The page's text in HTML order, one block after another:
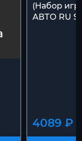
(Набор
АВТО RU
4089 ₽